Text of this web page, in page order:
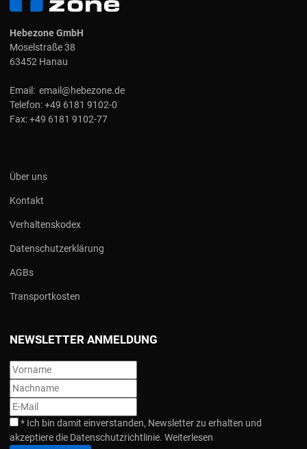
Hebezone GmbH
Moselstraße 38
63452 Hanau
Email: email@hebezone.de
Telefon:+49 6181 9102-0
Fax:+49 6181 9102-77
Über uns
Kontakt
Verhaltenskodex
Datenschutzerklärung
AGBs
Transportkosten
NEWSLETTER ANMELDUNG
* Ich bin damit einverstanden, Newsletter zu erhalten und
akzeptiere die Datenschutzrichtlinie. Weiterlesen